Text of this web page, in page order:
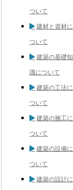
ついて
建材と資材に
ついて
建築の基礎知
識について
建築の工法に
ついて
建築の施工に
ついて
建築の設備に
ついて
建築の設計に